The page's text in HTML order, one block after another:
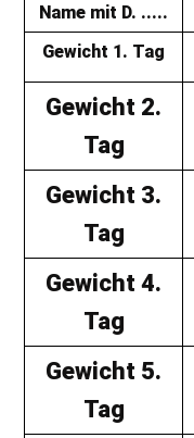
Name mit D. .....
Gewicht 1. Tag
Gewicht 2.
Tag
Gewicht 3.
Tag
Gewicht 4.
Tag
Gewicht 5.
Tag